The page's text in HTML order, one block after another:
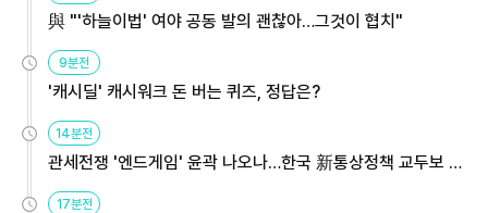
與 "'하늘이법' 여야 공동 발의 괜찮아…그것이 협치"
9분전
'캐시딜' 캐시워크 돈 버는 퀴즈, 정답은?
14분전
관세전쟁 '엔드게임' 윤곽 나오나…한국 新통상정책 교두보 활
용해야
17분전